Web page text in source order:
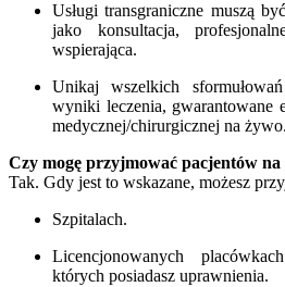
Usługi transgraniczne muszą
jako konsultacja,
wspierająca.
Unikaj wszelkich
wyniki leczenia, gwarantowane
medycznej/chirurgicznej na żywo.
Czy mogę przyjmować pacjentów na
Tak. Gdy jest to wskazane, możesz
Szpitalach.
Licencjonowanych
których posiadasz uprawnienia.